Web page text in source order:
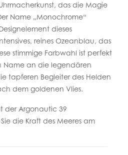
das die Magie
Name „Monochrome“
dieses
reines Ozeanblau, das
stimmige Farbwahl ist perfekt
Name an die legendären
tapferen Begleiter des Helden
dem goldenen Vlies.
der Argonautic 39
die Kraft des Meeres am